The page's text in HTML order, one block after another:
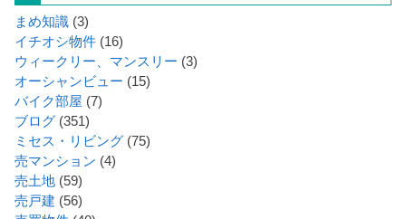
まめ知識 (3)
イチオシ物件 (16)
ウィークリー、マンスリー (3)
オーシャンビュー (15)
バイク部屋 (7)
ブログ (351)
ミセス・リビング (75)
売マンション (4)
売土地 (59)
売戸建 (56)